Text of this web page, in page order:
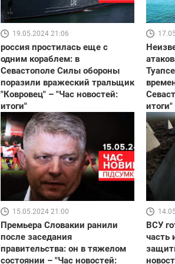
19.05.2024 21:06
россия простилась еще с
одним кораблем: в
Севастополе Силы обороны
поразили вражеский тральщик
"Ковровец" – "Час новостей:
итоги"
итоги"
15.05.2024 21:00
Премьера Словакии ранили
после заседания
правительства: он в тяжелом
состоянии – "Час новостей:
ВСУ
часть